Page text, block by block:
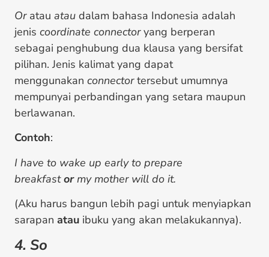
Or atau atau dalam bahasa Indonesia adalah
jenis coordinate connectoryang berperan
sebagai penghubung dua klausa yang bersifat
pilihan. Jenis kalimat yang dapat
menggunakan connectortersebut umumnya
mempunyai perbandingan yang setara maupun
berlawanan.
Contoh:
I have to wake up early to prepare
breakfastormy mother will do it.
(Aku harus bangun lebih pagi untuk menyiapkan
sarapan atau ibuku yang akan melakukannya).
4. So